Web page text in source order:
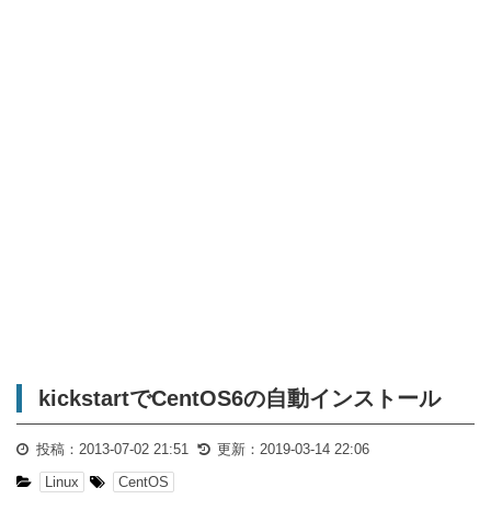
kickstartでCentOS6の自動インストール
投稿： 2013-07-02 21:51 更新： 2019-03-14 22:06
Linux
CentOS